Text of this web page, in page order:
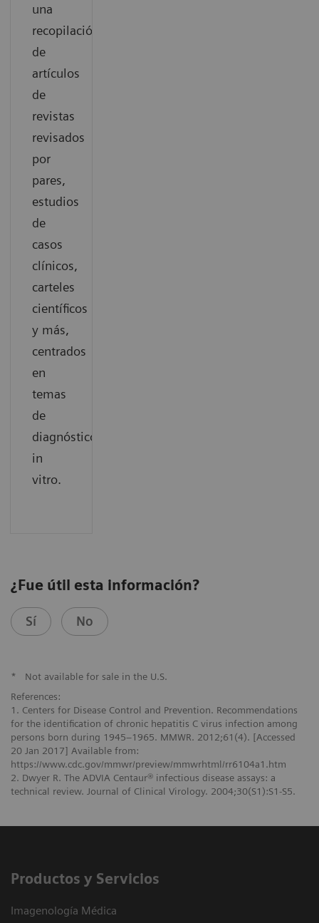
una
recopilación
de
artículos
de
revistas
revisados
por
pares,
estudios
de
casos
clínicos,
carteles
científicos
y más,
centrados
en
temas
de
diagnóstico
in
vitro.
¿Fue útil esta información?
Sí No
*
Not available for sale in the U.S.
References:
1. Centers for Disease Control and Prevention. Recommendations
for the identification of chronic hepatitis C virus infection among
persons born during 1945–1965. MMWR. 2012;61(4). [Accessed
20 Jan 2017] Available from:
https://www.cdc.gov/mmwr/preview/mmwrhtml/rr6104a1.htm
2. Dwyer R. The ADVIA Centaur® infectious disease assays: a
technical review. Journal of Clinical Virology. 2004;30(S1):S1-S5.
Productos y Servicios
Imagenología Médica